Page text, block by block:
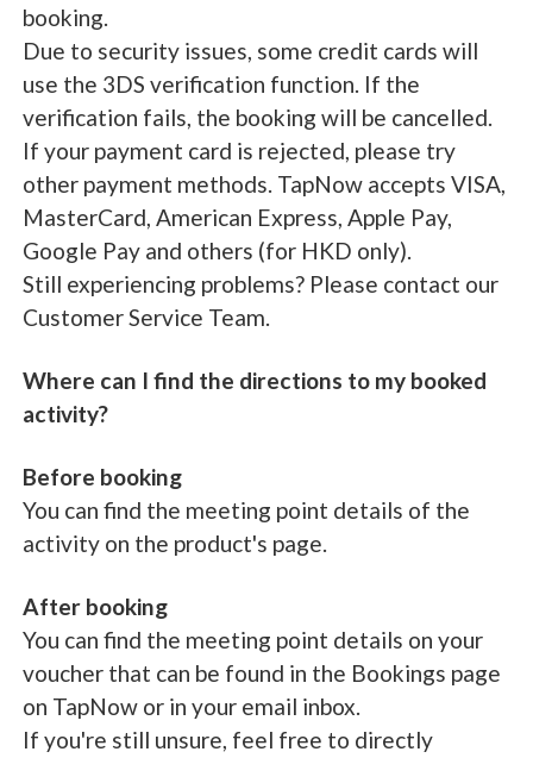
booking.
Due to security issues, some credit cards will
use the 3DS verification function. If the
verification fails, the booking will be cancelled.
If your payment card is rejected, please try
other payment methods. TapNow accepts VISA,
MasterCard, American Express, Apple Pay,
Google Pay and others (for HKD only).
Still experiencing problems? Please contact our
Customer Service Team.
Where can I find the directions to my booked
activity?
Before booking
You can find the meeting point details of the
activity on the product's page.
After booking
You can find the meeting point details on your
voucher that can be found in the Bookings page
on TapNow or in your email inbox.
If you're still unsure, feel free to directly